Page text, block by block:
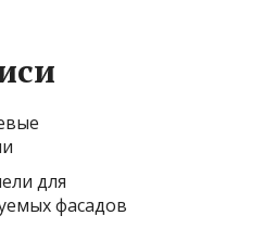
для
фасадов